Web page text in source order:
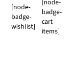
[node-
badge-
wishlist]
[node-
badge-
cart-
items]